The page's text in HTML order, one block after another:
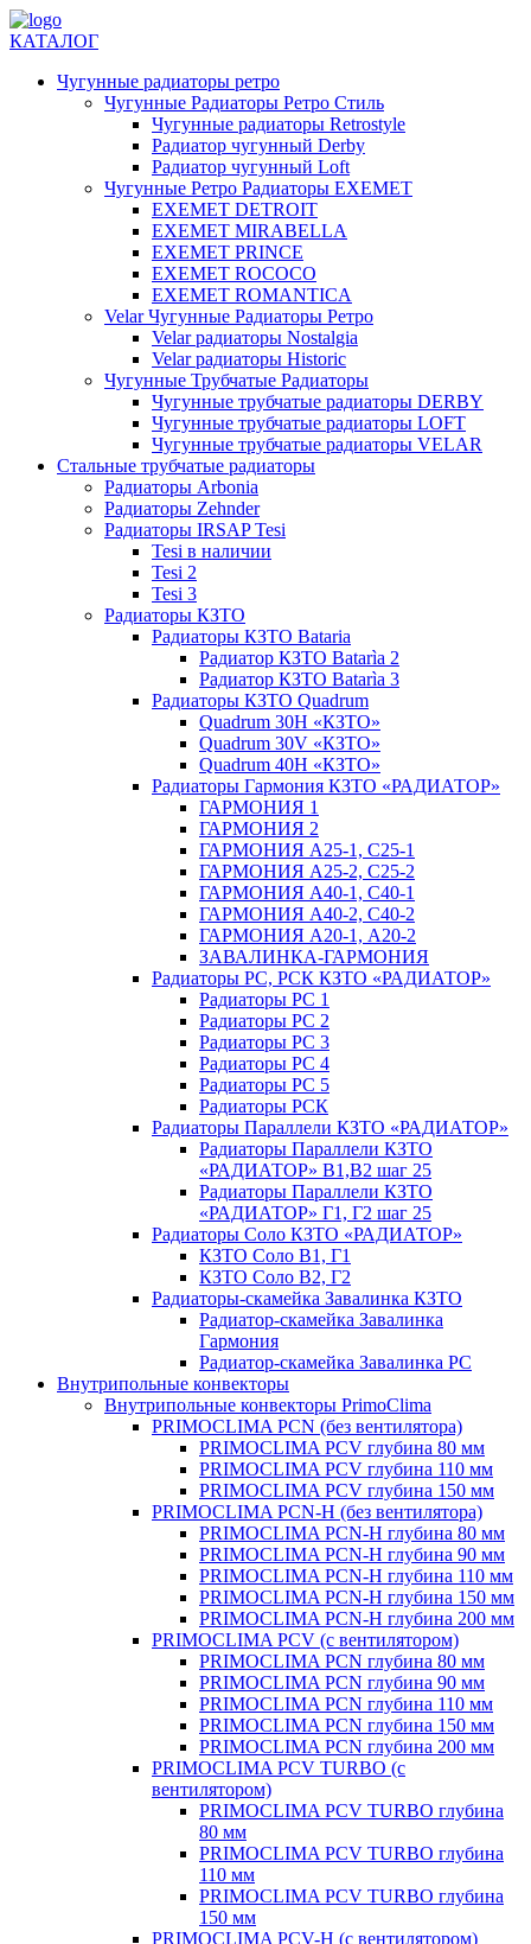
КАТАЛОГ
Чугунные радиаторы ретро
Чугунные Радиаторы Ретро Стиль
Чугунные радиаторы Retrostyle
Радиатор чугунный Derby
Радиатор чугунный Loft
Чугунные Ретро Радиаторы EXEMET
EXEMET DETROIT
EXEMET MIRABELLA
EXEMET PRINCE
EXEMET ROCOCO
EXEMET ROMANTICA
Velar Чугунные Радиаторы Ретро
Velar радиаторы Nostalgia
Velar радиаторы Historic
Чугунные Трубчатые Радиаторы
Чугунные трубчатые радиаторы DERBY
Чугунные трубчатые радиаторы LOFT
Чугунные трубчатые радиаторы VELAR
Стальные трубчатые радиаторы
Радиаторы Arbonia
Радиаторы Zehnder
Радиаторы IRSAP Tesi
Tesi в наличии
Tesi 2
Tesi 3
Радиаторы КЗТО
Радиаторы КЗТО Bataria
Радиатор КЗТО Batarìa 2
Радиатор КЗТО Batarìa 3
Радиаторы КЗТО Quadrum
Quadrum 30H «КЗТО»
Quadrum 30V «КЗТО»
Quadrum 40H «КЗТО»
Радиаторы Гармония КЗТО «РАДИАТОР»
ГАРМОНИЯ 1
ГАРМОНИЯ 2
ГАРМОНИЯ А25-1, С25-1
ГАРМОНИЯ А25-2, С25-2
ГАРМОНИЯ А40-1, С40-1
ГАРМОНИЯ А40-2, С40-2
ГАРМОНИЯ А20-1, А20-2
ЗАВАЛИНКА-ГАРМОНИЯ
Радиаторы РС, РСК КЗТО «РАДИАТОР»
Радиаторы РС 1
Радиаторы РС 2
Радиаторы РС 3
Радиаторы РС 4
Радиаторы РС 5
Радиаторы РСК
Радиаторы Параллели КЗТО «РАДИАТОР»
Радиаторы Параллели КЗТО
«РАДИАТОР» В1,В2 шаг 25
Радиаторы Параллели КЗТО
«РАДИАТОР» Г1, Г2 шаг 25
Радиаторы Соло КЗТО «РАДИАТОР»
КЗТО Соло В1, Г1
КЗТО Соло В2, Г2
Радиаторы-скамейка Завалинка КЗТО
Радиатор-скамейка Завалинка
Гармония
Радиатор-скамейка Завалинка РС
Внутрипольные конвекторы
Внутрипольные конвекторы PrimoClima
PRIMOCLIMA PCN (без вентилятора)
PRIMOCLIMA PCV глубина 80 мм
PRIMOCLIMA PCV глубина 110 мм
PRIMOCLIMA PCV глубина 150 мм
PRIMOCLIMA PCN-H (без вентилятора)
PRIMOCLIMA PCN-H глубина 80 мм
PRIMOCLIMA PCN-H глубина 90 мм
PRIMOCLIMA PCN-H глубина 110 мм
PRIMOCLIMA PCN-H глубина 150 мм
PRIMOCLIMA PCN-H глубина 200 мм
PRIMOCLIMA PCV (c вентилятором)
PRIMOCLIMA PCN глубина 80 мм
PRIMOCLIMA PCN глубина 90 мм
PRIMOCLIMA PCN глубина 110 мм
PRIMOCLIMA PCN глубина 150 мм
PRIMOCLIMA PCN глубина 200 мм
PRIMOCLIMA PCV TURBO (c
вентилятором)
PRIMOCLIMA PCV TURBO глубина
80 мм
PRIMOCLIMA PCV TURBO глубина
110 мм
PRIMOCLIMA PCV TURBO глубина
150 мм
PRIMOCLIMA PCV-H (c вентилятором)